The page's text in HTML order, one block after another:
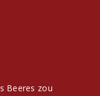
Beeres zou